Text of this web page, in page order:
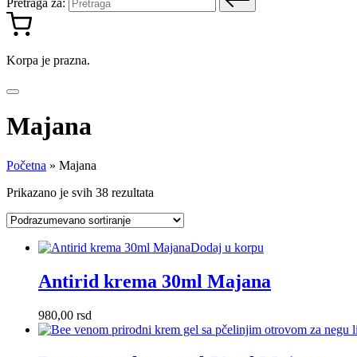
Pretraga za:
Korpa je prazna.
Majana
Početna » Majana
Prikazano je svih 38 rezultata
Dodaj u korpu
Antirid krema 30ml Majana
980,00 rsd